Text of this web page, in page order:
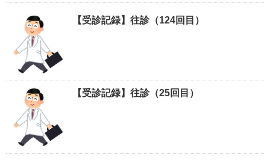
【受診記録】往診（124回目）
【受診記録】往診（25回目）